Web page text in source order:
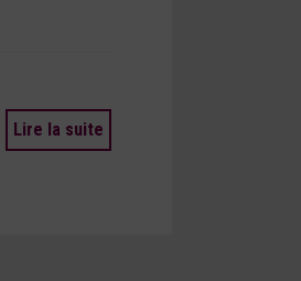
Lire la suite